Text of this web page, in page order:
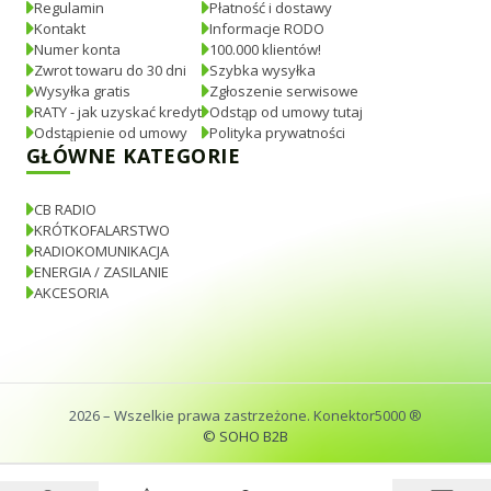
Regulamin
Kontakt
Numer konta
Zwrot towaru do 30 dni
Wysyłka gratis
RATY - jak uzyskać kredyt
Odstąpienie od umowy
Płatność i dostawy
Informacje RODO
100.000 klientów!
Szybka wysyłka
Zgłoszenie serwisowe
Odstąp od umowy tutaj
Polityka prywatności
GŁÓWNE KATEGORIE
CB RADIO
KRÓTKOFALARSTWO
RADIOKOMUNIKACJA
ENERGIA / ZASILANIE
AKCESORIA
2026– Wszelkie prawa zastrzeżone. Konektor5000 ®
© SOHO B2B